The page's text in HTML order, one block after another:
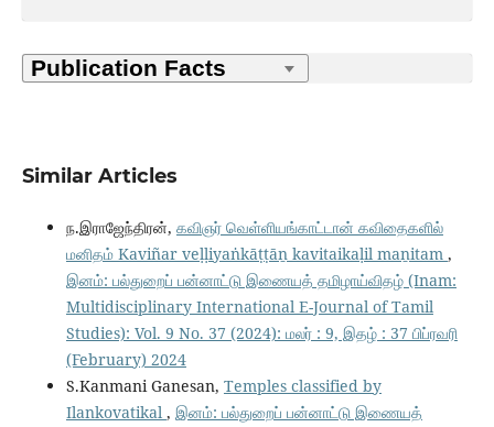
Similar Articles
ந.இராஜேந்திரன், கவிஞர் வெள்ளியங்காட்டான் கவிதைகளில்
மனிதம் Kaviñar veḷḷiyaṅkāṭṭāṉ kavitaikaḷil maṉitam ,
இனம்: பல்துறைப் பன்னாட்டு இணையத் தமிழாய்விதழ் (Inam:
Multidisciplinary International E-Journal of Tamil
Studies): Vol. 9 No. 37 (2024): மலர் : 9, இதழ் : 37 பிப்ரவரி
(February) 2024
S.Kanmani Ganesan, Temples classified by
Ilankovatikal , இனம்: பல்துறைப் பன்னாட்டு இணையத்